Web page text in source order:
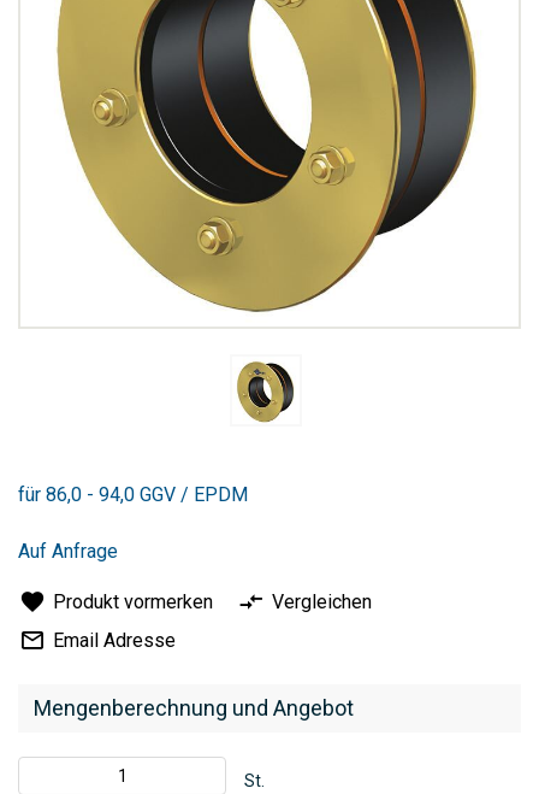
der
springen
Mengenberechnung und Angebot
St.
für 86,0 - 94,0 GGV / EPDM
Auf Anfrage
Produkt vormerken
Vergleichen
Email Adresse